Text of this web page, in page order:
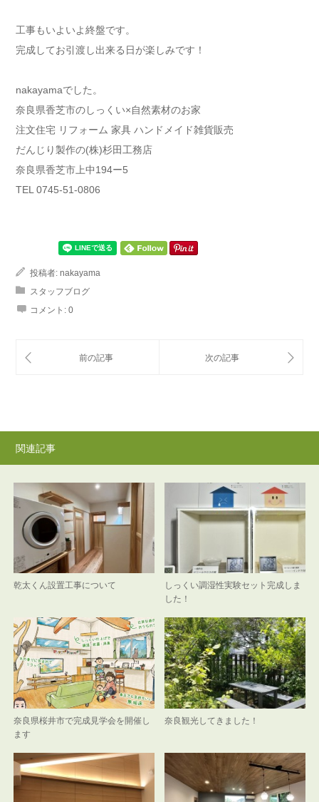
工事もいよいよ終盤です。
完成してお引渡し出来る日が楽しみです！
nakayamaでした。
奈良県香芝市のしっくい×自然素材のお家
注文住宅 リフォーム 家具 ハンドメイド雑貨販売
だんじり製作の(株)杉田工務店
奈良県香芝市上中194ー5
TEL 0745-51-0806
投稿者: nakayama
スタッフブログ
コメント: 0
関連記事
乾太くん設置工事について
しっくい調湿性実験セット完成しま
した！
奈良県桜井市で完成見学会を開催し
ます
奈良観光してきました！